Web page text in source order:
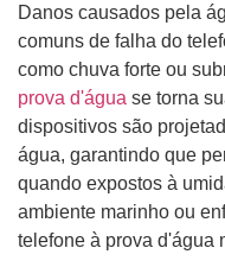
Danos causados ​​​​pela
comuns de falha do
como chuva forte ou
prova d'água se torna
dispositivos são
água, garantindo que
quando expostos à
ambiente marinho ou
telefone à prova d'água